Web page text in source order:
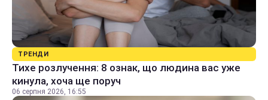
ТРЕНДИ
Тихе розлучення: 8 ознак, що людина вас уже
кинула, хоча ще поруч
06 серпня 2026, 16:55